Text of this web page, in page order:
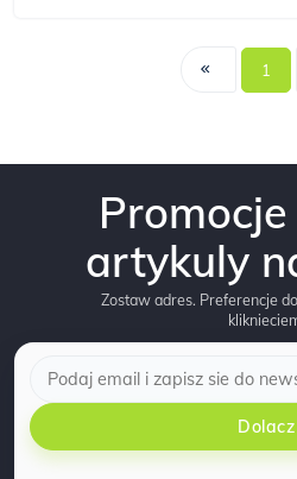
1
artykuly
Zostaw adres. Preferencje
Dolacz